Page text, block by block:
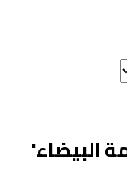
البيضاء'